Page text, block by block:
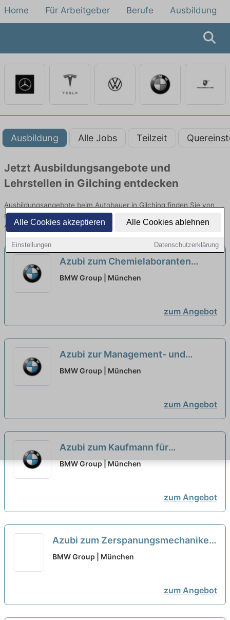
Alle Cookies akzeptieren Alle Cookies ablehnen
Einstellungen Datenschutzerklärung
Home Für Arbeitgeber Berufe Ausbildung
Ausbildung Alle Jobs Teilzeit
Jetzt Ausbildungsangebote und
Lehrstellen in Gilching entdecken
Ausbildungsangebote beim Autobauer in Gilching finden Sie von
namhaften Firmen. Entdecken Sie freie Optionen von Top-
Arbeitgebern und bewerben Sie sich noch heute.
Azubi zum Chemielaboranten
(w/m/x) - [2 Plätze]
BMW Group | München
zum Angebot
Azubi zur Management- und
Projektassistenz (w/m/x) - Werk
BMW Group | München
zum Angebot
Azubi zum Kaufmann für
Digitalisierungsmanagement
BMW Group | München
zum Angebot
Azubi zum Zerspanungsmechaniker
(w/m/x) - [5 Plätze]
BMW Group | München
zum Angebot